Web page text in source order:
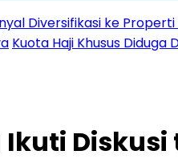
Diversifikasi ke Properti
Kuota Haji Khusus Diduga
Ikuti